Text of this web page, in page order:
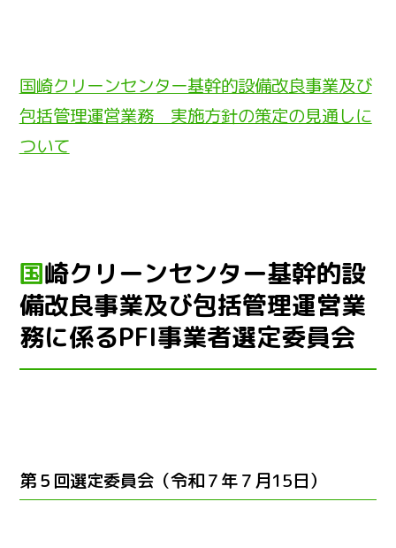
国崎クリーンセンター基幹的設備改良事業及び
包括管理運営業務 実施方針の策定の見通しに
ついて
国崎クリーンセンター基幹的設
備改良事業及び包括管理運営業
務に係るPFI事業者選定委員会
第５回選定委員会（令和７年７月15日）